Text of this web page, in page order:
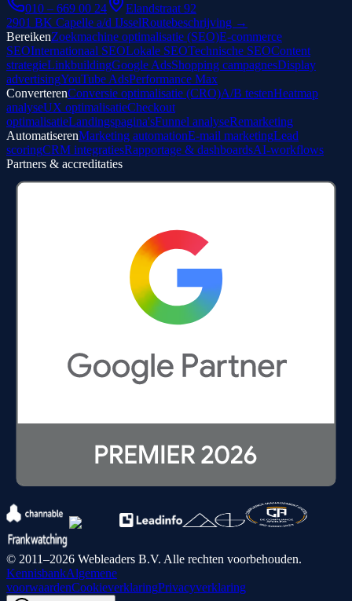
010 – 669 00 24
Elandstraat 92
2901 BK Capelle a/d IJsselRoutebeschrijving →
BereikenZoekmachine optimalisatie (SEO)E-commerce
SEOInternationaal SEOLokale SEOTechnische SEOContent
strategieLinkbuildingGoogle AdsShopping campagnesDisplay
advertisingYouTube AdsPerformance Max
ConverterenConversie optimalisatie (CRO)A/B testenHeatmap
analyseUX optimalisatieCheckout
optimalisatieLandingspagina'sFunnel analyseRemarketing
AutomatiserenMarketing automationE-mail marketingLead
scoringCRM integratiesRapportage & dashboardsAI-workflows
Partners & accreditaties
© 2011–2026 Webleaders B.V. Alle rechten voorbehouden.
KennisbankAlgemene
voorwaardenCookieverklaringPrivacyverklaring